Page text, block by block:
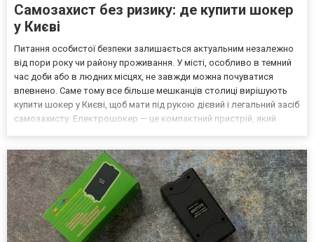
Самозахист без ризику: де купити шокер
у Києві
Питання особистої безпеки залишається актуальним незалежно
від пори року чи району проживання. У місті, особливо в темний
час доби або в людних місцях, не завжди можна почуватися
впевнено. Саме тому все більше мешканців столиці вирішують
купити шокер у Києві, щоб мати під рукою дієвий і легальний засіб
самозахисту. Електрошокер — це компактний пристрій, який